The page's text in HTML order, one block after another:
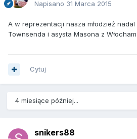
Napisano 31 Marca 2015
A w reprezentacji nasza młodzież
Townsenda i asysta Masona z
Cytuj
4 miesiące później...
snikers88